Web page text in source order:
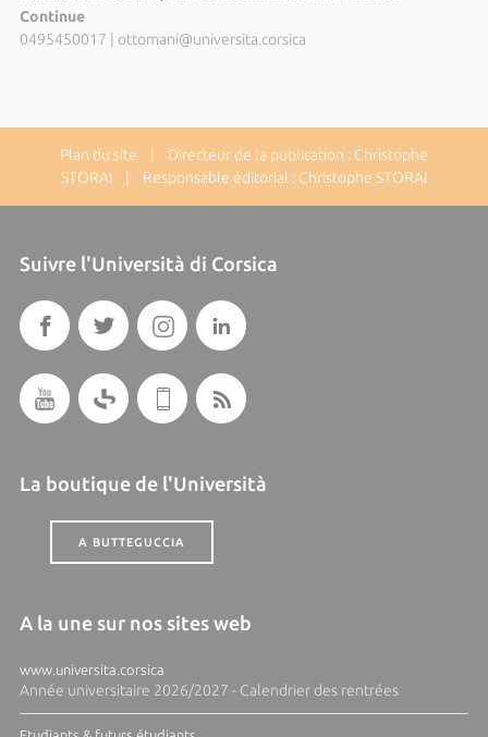
Continue
0495450017
ottomani@universita.corsica
Plan du site | Directeur de la publication : Christophe
STORAI | Responsable éditorial : Christophe STORAI
Suivre l'Università di Corsica
La boutique de l'Università
A BUTTEGUCCIA
A la une sur nos sites web
www.universita.corsica
Année universitaire 2026/2027 - Calendrier des rentrées